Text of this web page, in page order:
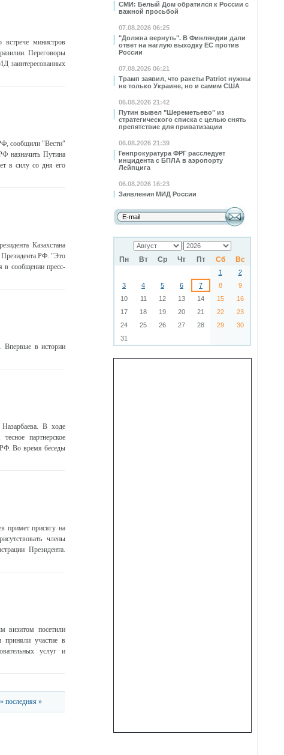
СМИ: Белый Дом обратился к России с
важной просьбой
07.08.2026 06:25
"Должна вернуть". В Финляндии дали
ответ на наглую выходку ЕС против
России
07.08.2026 06:21
Трамп заявил, что ракеты Patriot нужны
не только Украине, но и самим США
06.08.2026 21:42
Путин вывел "Шереметьево" из
стратегического списка с целью снять
препятствие для приватизации
06.08.2026 21:39
Генпрокуратура ФРГ расследует
инцидента с БПЛА в аэропорту
Лейпцига
06.08.2026 16:23
Заявления МИД России
Пн Вт Ср Чт Пт Сб Вс
1
2
3
4 5 6 7 8
9
10
11 12 13 14 15
16
17
18 19 20 21 22
23
24
25 26 27 28 29
30
31
министров
Переговоры
заинтересованных
сообщили "Вести"
назначить Путина
в силу со дня его
Казахстана
Президента РФ. "Это
в сообщении пресс-
Впервые в истории
В ходе
партнерское
РФ. Во время беседы
примет присягу на
члены
Президента.
визитом посетили
приняли участие в
услуг и
последняя »